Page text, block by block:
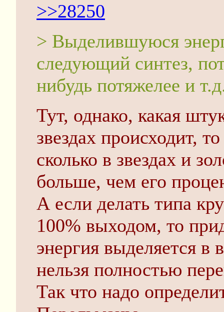
>>28250
> Выделившуюся
следующий синтез,
нибудь потяжелее и
Тут, однако, какая
звездах происходит,
сколько в звездах и
больше, чем его
А если делать типа
100% выходом, то
энергия выделяется в
нельзя полностью
Так что надо